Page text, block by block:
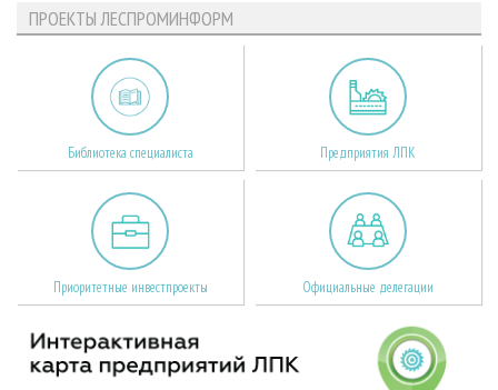
ПРОЕКТЫ ЛЕСПРОМИНФОРМ
Библиотека специалиста Предприятия ЛПК
Приоритетные инвестпроекты Официальные делегации